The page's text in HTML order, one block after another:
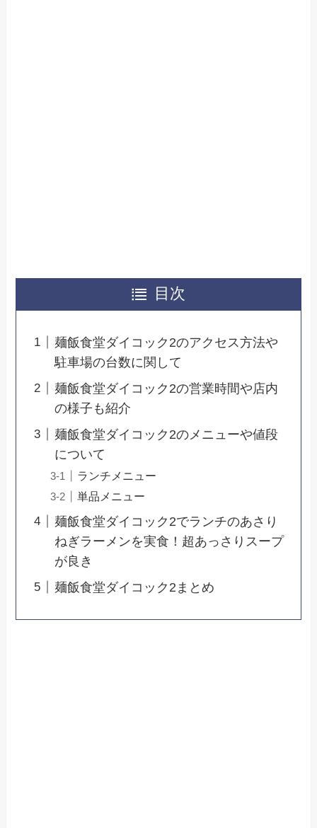
目次
麺飯食堂ダイコック2のアクセス方法や
駐車場の台数に関して
麺飯食堂ダイコック2の営業時間や店内
の様子も紹介
麺飯食堂ダイコック2のメニューや値段
について
ランチメニュー
単品メニュー
麺飯食堂ダイコック2でランチのあさり
ねぎラーメンを実食！超あっさりスープ
が良き
麺飯食堂ダイコック2まとめ